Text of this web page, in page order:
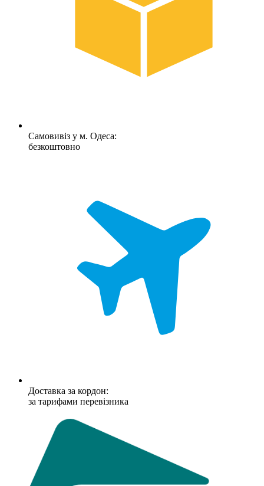
Самовивіз у м. Одеса:
безкоштовно
Доставка за кордон:
за тарифами перевізника